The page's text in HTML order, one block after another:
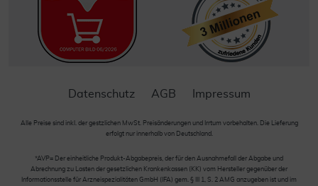
Datenschutz AGB Impressum
Alle Preise sind inkl. der gestzlichen MwSt. Preisänderungen und Irrtum vorbehalten. Die Lieferung
erfolgt nur innerhalb von Deutschland.
*AVP= Der einheitliche Produkt-Abgabepreis, der für den Ausnahmefall der Abgabe und
Abrechnung zu Lasten der gesetzlichen Krankenkassen (KK) vom Hersteller gegenüber der
Informationsstelle für Arzneispezialitäten GmbH (IFA) gem. § III 1, S. 2 AMG anzugeben ist und im